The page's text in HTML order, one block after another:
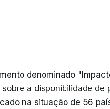
denominado
a disponibilidade de
na situação de 56